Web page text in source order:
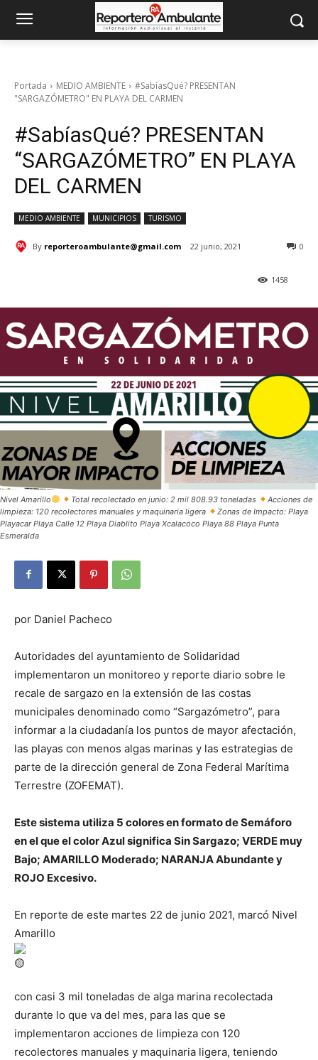
Portada MEDIO AMBIENTE
#SabíasQué? PRESENTAN
"SARGAZÓMETRO" EN PLAYA DEL CARMEN
#SabíasQué? PRESENTAN
“SARGAZÓMETRO” EN PLAYA
DEL CARMEN
MEDIO AMBIENTE MUNICIPIOS TURISMO
By reporteroambulante@gmail.com 22 junio, 2021 0
1458
Nivel Amarillo Total recolectado en junio: 2 mil 808.93 toneladas
Acciones de
limpieza: 120 recolectores manuales y maquinaria ligera
Zonas de Impacto: Playa
Playacar Playa Calle 12 Playa Diablito Playa Xcalacoco Playa 88 Playa Punta
Esmeralda
por Daniel Pacheco
Autoridades del ayuntamiento de Solidaridad
implementaron un monitoreo y reporte diario sobre le
recale de sargazo en la extensión de las costas
municipales denominado como “Sargazómetro”, para
informar a la ciudadanía los puntos de mayor afectación,
las playas con menos algas marinas y las estrategias de
parte de la dirección general de Zona Federal Marítima
Terrestre (ZOFEMAT).
Este sistema utiliza 5 colores en formato de Semáforo
en el que el color Azul significa Sin Sargazo; VERDE muy
Bajo; AMARILLO Moderado; NARANJA Abundante y
ROJO Excesivo.
En reporte de este martes 22 de junio 2021, marcó Nivel
Amarillo
con casi 3 mil toneladas de alga marina recolectada
durante lo que va del mes, para las que se
implementaron acciones de limpieza con 120
recolectores manuales y maquinaria ligera, teniendo